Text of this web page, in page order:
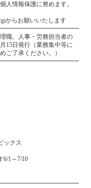
人情報保護に努めます。
からお願いいたします
職、人事・労務担当者の
15日発行（業務集中等に
ご了承ください。）
ックス
6/1～7/10